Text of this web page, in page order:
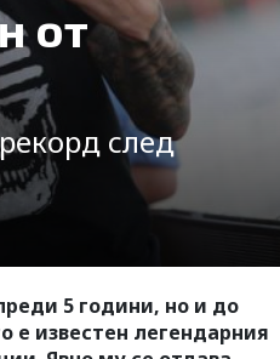
от
след
5 години, но и до
е известен легендарния